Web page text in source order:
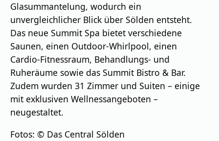
Glasummantelung, wodurch ein
unvergleichlicher Blick über Sölden entsteht.
Das neue Summit Spa bietet verschiedene
Saunen, einen Outdoor-Whirlpool, einen
Cardio-Fitnessraum, Behandlungs- und
Ruheräume sowie das Summit Bistro & Bar.
Zudem wurden 31 Zimmer und Suiten – einige
mit exklusiven Wellnessangeboten –
neugestaltet.
Fotos: © Das Central Sölden